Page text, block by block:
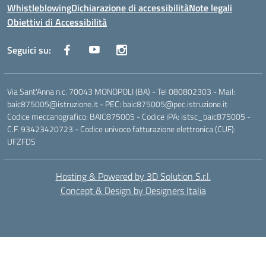
WhistleblowingDichiarazione di accessibilitàNote legali
Obiettivi di Accessibilità
Seguici su:
Via Sant'Anna n.c. 70043 MONOPOLI (BA) - Tel 080802303 - Mail:
baic875005@istruzione.it - PEC: baic875005@pec.istruzione.it
Codice meccanografico: BAIC875005 - Codice iPA: istsc_baic875005 -
C.F. 93423420723 - Codice univoco fatturazione elettronica (CUF):
UFZFDS
Hosting & Powered by 3D Solution S.r.l.
Concept & Design by Designers Italia